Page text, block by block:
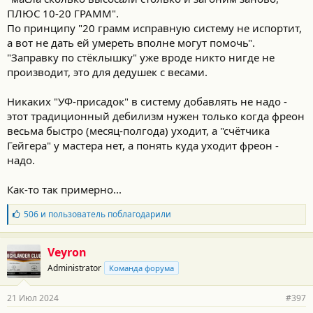
ПЛЮС 10-20 ГРАММ".
По принципу "20 грамм исправную систему не испортит,
а вот не дать ей умереть вполне могут помочь".
"Заправку по стёклышку" уже вроде никто нигде не
производит, это для дедушек с весами.
Никаких "УФ-присадок" в систему добавлять не надо -
этот традиционный дебилизм нужен только когда фреон
весьма быстро (месяц-полгода) уходит, а "счётчика
Гейгера" у мастера нет, а понять куда уходит фреон -
надо.
Как-то так примерно...
Б
л
а
о
д
а
н
506и пользовательпоблагодарили
Veyron
Administrator Команда форума
21 Июл 2024 #397